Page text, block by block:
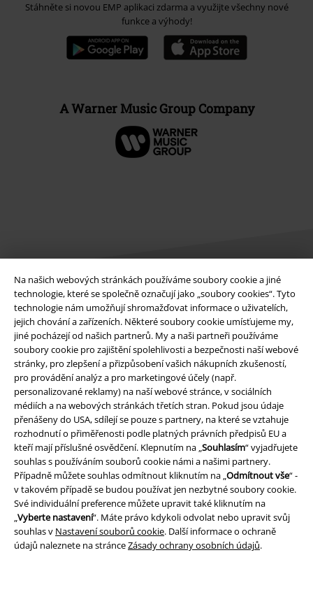
Na našich webových stránkách používáme soubory cookie a jiné
technologie, které se společně označují jako „soubory cookies“. Tyto
technologie nám umožňují shromažďovat informace o uživatelích,
jejich chování a zařízeních. Některé soubory cookie umísťujeme my,
jiné pocházejí od našich partnerů. My a naši partneři používáme
soubory cookie pro zajištění spolehlivosti a bezpečnosti naší webové
stránky, pro zlepšení a přizpůsobení vašich nákupních zkušeností,
pro provádění analýz a pro marketingové účely (např.
personalizované reklamy) na naší webové stránce, v sociálních
médiích a na webových stránkách třetích stran. Pokud jsou údaje
přenášeny do USA, sdílejí se pouze s partnery, na které se vztahuje
rozhodnutí o přiměřenosti podle platných právních předpisů EU a
kteří mají příslušné osvědčení. Klepnutím na „Souhlasím“ vyjadřujete
souhlas s používáním souborů cookie námi a našimi partnery.
Případně můžete souhlas odmítnout kliknutím na „Odmítnout vše“ -
v takovém případě se budou používat jen nezbytné soubory cookie.
Své individuální preference můžete upravit také kliknutím na
„Vyberte nastavení“. Máte právo kdykoli odvolat nebo upravit svůj
souhlas v Nastavení souborů cookie. Další informace o ochraně
údajů naleznete na stránceZásady ochrany osobních údajů.
Stáhněte si novou EMP aplikaci zdarma a využijte všechny nové
funkce a výhody!
A Warner Music Group Company
Právní informace
Podmínky
Prohlášení
Ochrana osobních údajů
Likvidace odpadu a ochrana životního prostředí
Prohlášení o shodě
Informace o přístupnosti
Nastavení souborů cookie